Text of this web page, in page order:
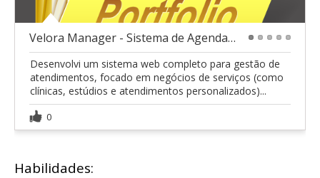
Velora Manager - Sistema de Agendamento
Desenvolvi um sistema web completo para gestão de
atendimentos, focado em negócios de serviços (como
clínicas, estúdios e atendimentos personalizados)...
0
Habilidades: